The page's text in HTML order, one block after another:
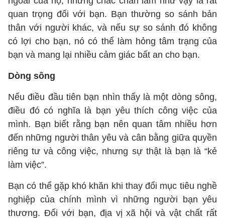
quan trọng đối với bạn. Bạn thường so sánh bản
thân với người khác, và nếu sự so sánh đó không
có lợi cho bạn, nó có thể làm hỏng tâm trạng của
bạn và mang lại nhiều cảm giác bất an cho bạn.
Dòng sông
Nếu điều đầu tiên bạn nhìn thấy là một dòng sông,
điều đó có nghĩa là bạn yêu thích công việc của
mình. Bạn biết rằng bạn nên quan tâm nhiều hơn
đến những người thân yêu và cân bằng giữa quyền
riêng tư và công việc, nhưng sự thật là bạn là “kẻ
làm việc”.
Bạn có thể gặp khó khăn khi thay đổi mục tiêu nghề
nghiệp của chính mình vì những người bạn yêu
thương. Đối với bạn, địa vị xã hội và vật chất rất